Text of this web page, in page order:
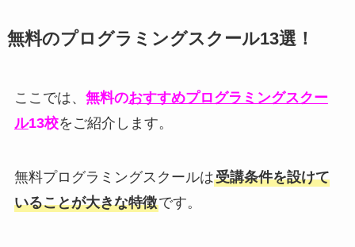
無料のプログラミングスクール13選！
ここでは、 無料のおすすめプログラミングスクー
ル13校をご紹介します。
無料プログラミングスクールは受講条件を設けて
いることが大きな特徴です。